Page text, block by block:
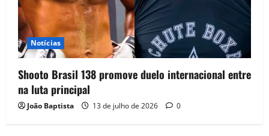
Notícias
Shooto Brasil 138 promove duelo internacional entre
na luta principal
João Baptista 13 de julho de 2026 0